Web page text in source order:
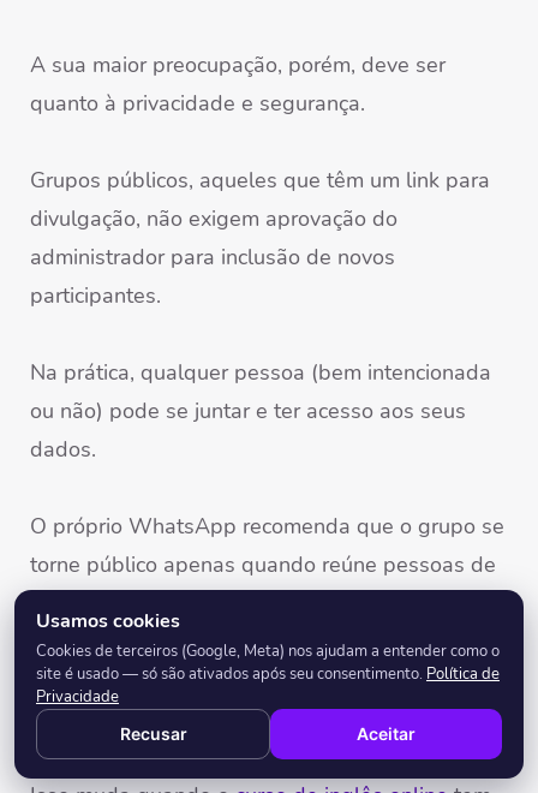
A sua maior preocupação, porém, deve ser
quanto à privacidade e segurança.
Grupos públicos, aqueles que têm um link para
divulgação, não exigem aprovação do
administrador para inclusão de novos
participantes.
Na prática, qualquer pessoa (bem intencionada
ou não) pode se juntar e ter acesso aos seus
dados.
O próprio WhatsApp recomenda que o grupo se
torne público apenas quando reúne pessoas de
Não há como ter essa garantia em grupos
propostos para conversação em inglês.
Usamos cookies
Cookies de terceiros (Google, Meta) nos ajudam a entender como o
site é usado — só são ativados após seu consentimento. Política de
Privacidade
Recusar Aceitar